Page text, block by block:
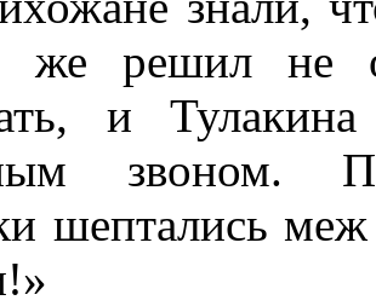
решил не
и
звоном.
шептались